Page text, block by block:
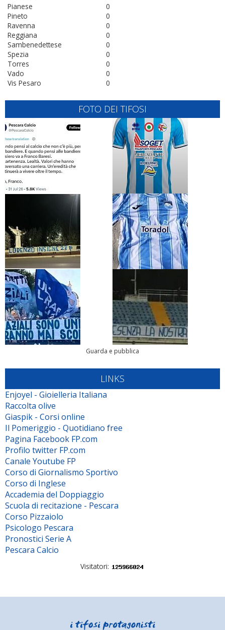
0
Pianese
0
Pineto
0
Ravenna
0
Reggiana
0
Sambenedettese
0
Spezia
0
Torres
0
Vado
0
Vis Pesaro
FOTO DEI TIFOSI
Guarda e pubblica
LINKS
Enjoyel - Gioielleria Italiana
Raccolta olive
Giaspik - Corsi online
Il Pomeriggio - Quotidiano free
Pagina Facebook FP.com
Profilo twitter FP.com
Canale Youtube FP
Corso di Giornalismo Sportivo
Corso di Inglese
Accademia del Doppiaggio
Scuola di recitazione - Pescara
Corso Pizzaiolo
Psicologo Pescara
Pronostici Serie A
Pescara Calcio
Visitatori: